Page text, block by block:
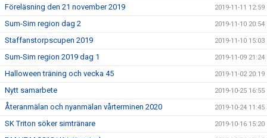
Föreläsning den 21 november 2019 2019-11-11 12:59
Sum-Sim region dag 2 2019-11-10 20:54
Staffanstorpscupen 2019 2019-11-10 15:03
Sum-Sim region 2019 dag 1 2019-11-09 21:24
Halloween träning och vecka 45 2019-11-02 20:19
Nytt samarbete 2019-10-25 16:55
Återanmälan och nyanmälan vårterminen 2020 2019-10-24 11:45
SK Triton söker simtränare 2019-10-16 15:20